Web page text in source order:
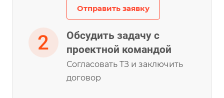
Отправить заявку
Обсудить задачу с
проектной командой
Согласовать ТЗ и заключить
договор